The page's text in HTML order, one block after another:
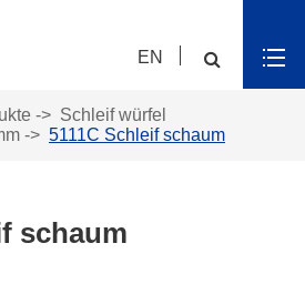
EN
Schleif würfel
5111C Schleif schaum
schaum